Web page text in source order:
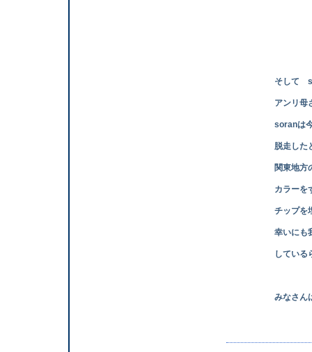
そして soran
アンリ母さんが
soranは今のと
脱走したとか
関東地方の我が
カラーをずっと
チップを埋める
幸いにも我が家
しているら
みなさんは